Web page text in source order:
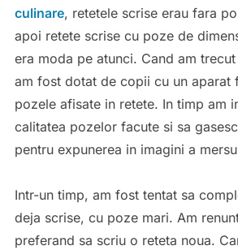
culinare, retetele scrise erau fara
apoi retete scrise cu poze de
era moda pe atunci. Cand am trecut
am fost dotat de copii cu un aparat
pozele afisate in retete. In timp am
calitatea pozelor facute si sa
pentru expunerea in imagini a
Intr-un timp, am fost tentat sa
deja scrise, cu poze mari. Am
preferand sa scriu o reteta noua.